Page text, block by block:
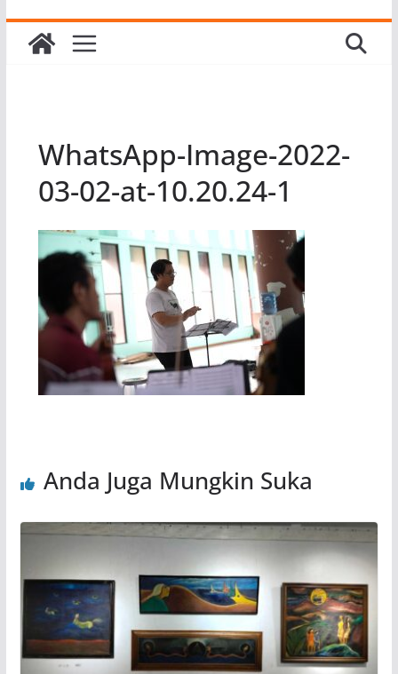
WhatsApp-Image-2022-
03-02-at-10.20.24-1
Anda Juga Mungkin Suka